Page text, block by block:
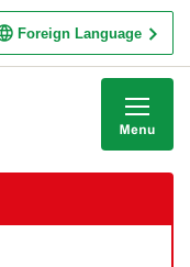
Foreign Language